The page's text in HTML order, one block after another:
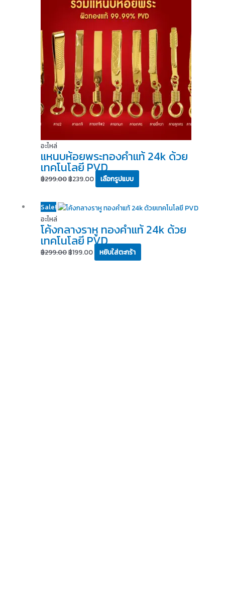
อะไหล่
แหนบห้อยพระทองคำแท้ 24k ด้วย
เทคโนโลยี PVD
฿299.00
was:
฿299.00.
฿239.00
is:
฿239.00.
เลือกรูปแบบ
has
multiple
variants.
The
options
may
be
chosen
on
the
product
page
Sale!
อะไหล่
โค้งกลางราหู ทองคำแท้ 24k ด้วย
เทคโนโลยี PVD
฿299.00
Original
was:
฿299.00.
฿199.00
Current
is:
฿199.00.
หยิบใส่ตะกร้า